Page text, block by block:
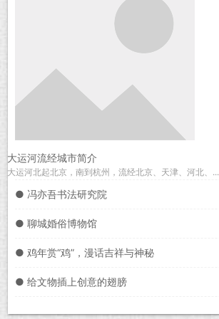
大运河流经城市简介
大运河北起北京，南到杭州，流经北京、天津、河北、...
● 冯亦吾书法研究院
● 聊城婚俗博物馆
● 鸡年赏“鸡”，漫话吉祥与神秘
● 给文物插上创意的翅膀